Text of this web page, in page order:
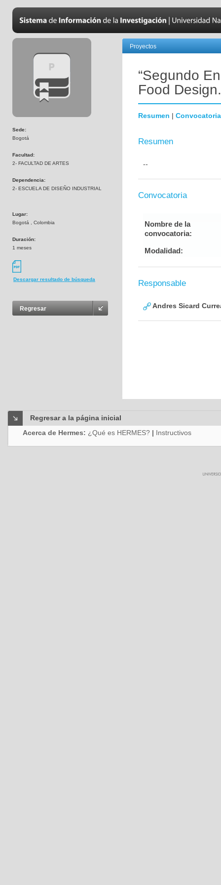
Sede:
Bogotá
Facultad:
2- FACULTAD DE ARTES
Dependencia:
2- ESCUELA DE DISEÑO INDUSTRIAL
Lugar:
Bogotá , Colombia
Duración:
1 meses
Descargar resultado de búsqueda
Regresar
Proyectos
“Segundo
Food
Resumen | Convocatoria
Resumen
--
Convocatoria
Nombre de la
convocatoria:
Modalidad:
Responsable
Andres Sicard
Regresar a la página inicial
Acerca de Hermes: ¿Qué es HERMES? | Instructivos